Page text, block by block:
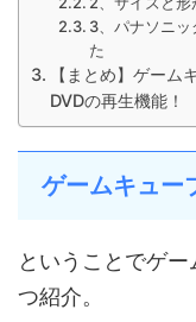
3、パナソニッ
た
【まとめ】ゲーム
DVDの再生機能！
ゲームキュー
ということでゲ
つ紹介。